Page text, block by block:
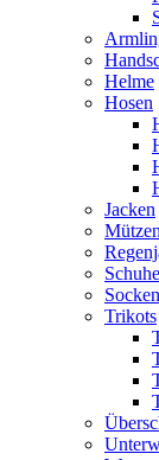
Helme
Hosen
Jacken
Mützen
Schuhe
Socken
Trikots